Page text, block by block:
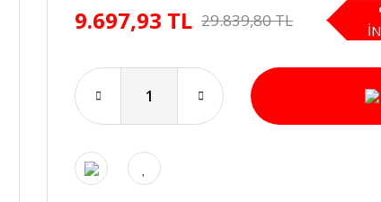
9.697,93 TL 29.839,80 TL